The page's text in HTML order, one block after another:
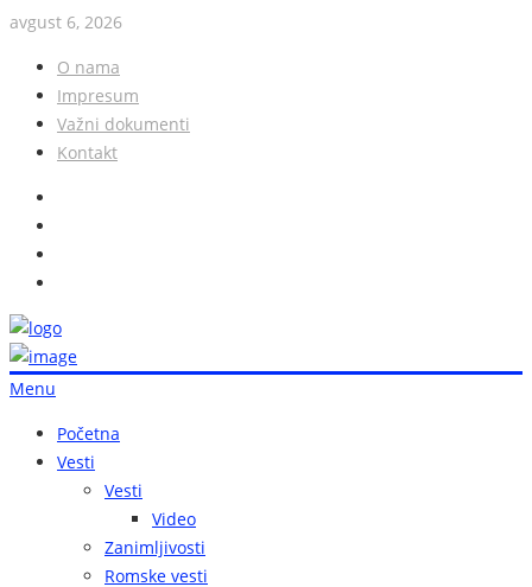
avgust 6, 2026
O nama
Impresum
Važni dokumenti
Kontakt
Menu
Početna
Vesti
Vesti
Video
Zanimljivosti
Romske vesti